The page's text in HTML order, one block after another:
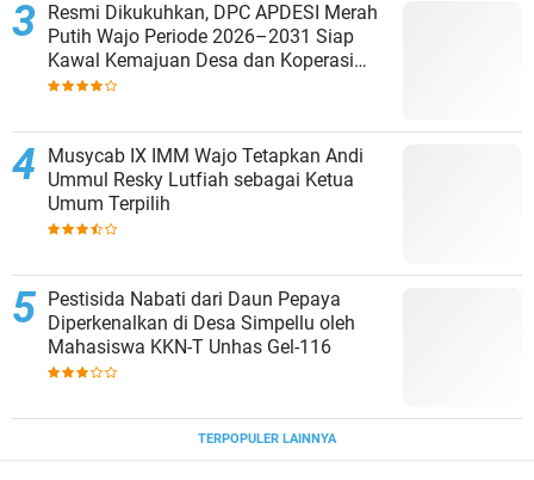
Resmi Dikukuhkan, DPC APDESI Merah
Putih Wajo Periode 2026–2031 Siap
Kawal Kemajuan Desa dan Koperasi
Merah Putih
Musycab IX IMM Wajo Tetapkan Andi
Ummul Resky Lutfiah sebagai Ketua
Umum Terpilih
Pestisida Nabati dari Daun Pepaya
Diperkenalkan di Desa Simpellu oleh
Mahasiswa KKN-T Unhas Gel-116
TERPOPULER LAINNYA